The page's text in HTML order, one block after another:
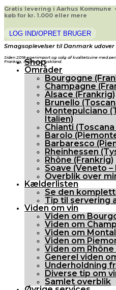
Gratis levering i Aarhus Kommune
køb for kr. 1.000 eller mere
LOG IND/OPRET BRUGER
Smagsoplevelser til Danmark
Siden 2018 egenimport og salg af kvalitetsvine med
Frankrig, Italien og Tyskland.
Shop
Områder
Bourgogne
Champagne
Alsace (Frankrig)
Brunello
Montepulciano
Italien)
Chianti (Toscana
Barolo
Barbaresco
Rheinhessen
Rhône (Frankrig)
Soave (Veneto –
Overblik over
Kælderlisten
Se den
Tip til servering
Viden om vin
Viden om
Viden om
Viden om
Viden om
Viden om Rhône
Generel viden
Underholdning
Diverse tip om
Samlet overblik